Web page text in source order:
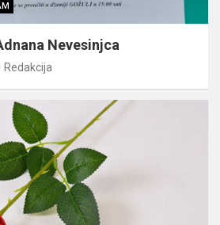
Nevesinjca
Redakcija